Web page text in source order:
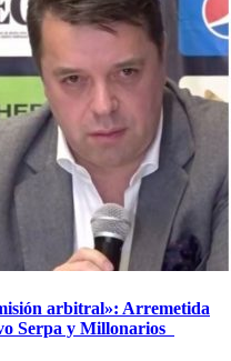
arbitral»: Arremetida
Serpa y Millonarios